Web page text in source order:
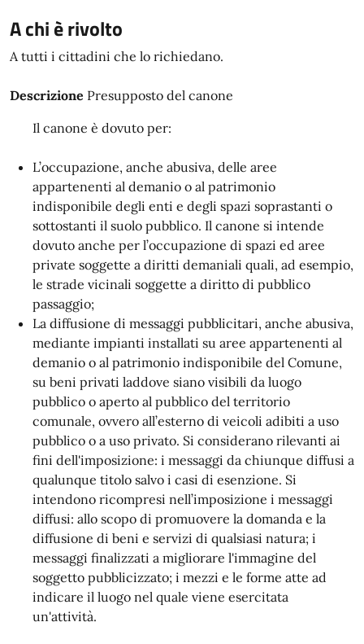
A chi è rivolto
A tutti i cittadini che lo richiedano.
Descrizione Presupposto del canone
Il canone è dovuto per:
L’occupazione, anche abusiva, delle aree
appartenenti al demanio o al patrimonio
indisponibile degli enti e degli spazi soprastanti o
sottostanti il suolo pubblico. Il canone si intende
dovuto anche per l’occupazione di spazi ed aree
private soggette a diritti demaniali quali, ad esempio,
le strade vicinali soggette a diritto di pubblico
passaggio;
La diffusione di messaggi pubblicitari, anche abusiva,
mediante impianti installati su aree appartenenti al
demanio o al patrimonio indisponibile del Comune,
su beni privati laddove siano visibili da luogo
pubblico o aperto al pubblico del territorio
comunale, ovvero all’esterno di veicoli adibiti a uso
pubblico o a uso privato. Si considerano rilevanti ai
fini dell'imposizione: i messaggi da chiunque diffusi a
qualunque titolo salvo i casi di esenzione. Si
intendono ricompresi nell’imposizione i messaggi
diffusi: allo scopo di promuovere la domanda e la
diffusione di beni e servizi di qualsiasi natura; i
messaggi finalizzati a migliorare l'immagine del
soggetto pubblicizzato; i mezzi e le forme atte ad
indicare il luogo nel quale viene esercitata
un'attività.